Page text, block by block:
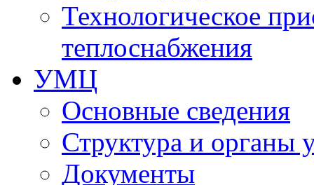
Технологическое
теплоснабжения
УМЦ
Основные сведения
Структура и органы
Документы